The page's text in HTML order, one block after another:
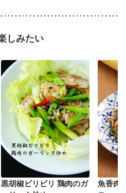
しみたい
黒胡椒ビリビリ 鶏肉のガ
魚香肉